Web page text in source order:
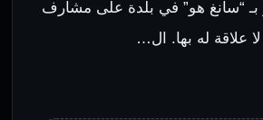
بـ “سانغ هو” في بلدة على مشارف
علاقة له بها. ال…